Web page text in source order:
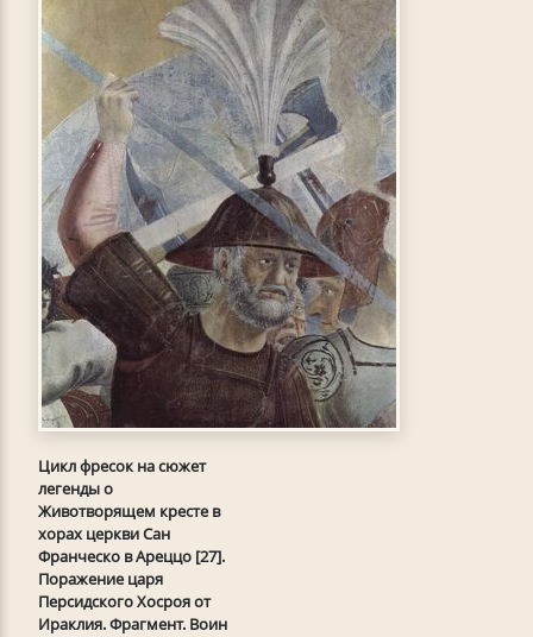
Цикл фресок на сюжет
легенды о
Животворящем кресте в
хорах церкви Сан
Франческо в Ареццо [27].
Поражение царя
Персидского Хосроя от
Ираклия. Фрагмент. Воин